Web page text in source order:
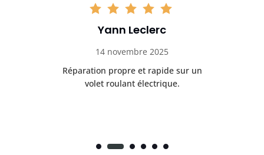
Yann Leclerc
14 novembre 2025
Réparation propre et rapide sur un
volet roulant électrique.